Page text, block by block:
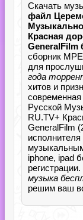
Скачать
файл
Красная
GeneralFilm
сборник
для
года
хитов и
Русской
RU.TV+
GeneralFilm
исполнителя
iphone, ipad
музыка
решим ваш